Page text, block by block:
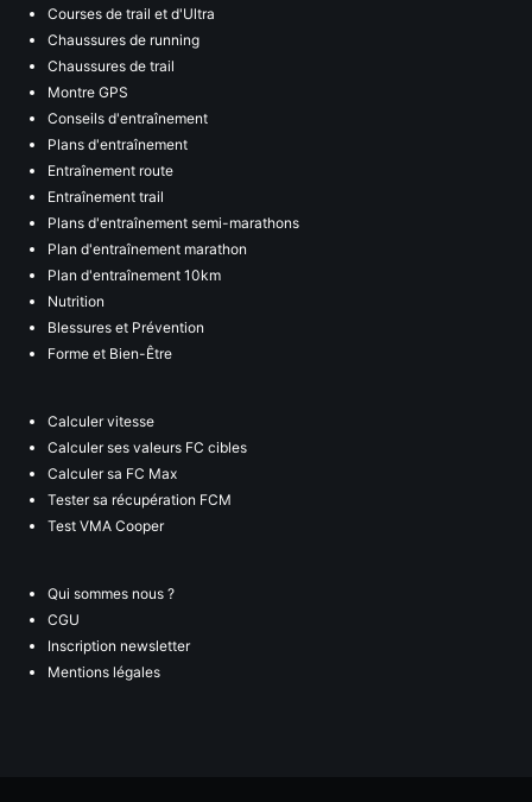
Courses de trail et d'Ultra
Chaussures de running
Chaussures de trail
Montre GPS
Conseils d'entraînement
Plans d'entraînement
Entraînement route
Entraînement trail
Plans d'entraînement semi-marathons
Plan d'entraînement marathon
Plan d'entraînement 10km
Nutrition
Blessures et Prévention
Forme et Bien-Être
Calculer vitesse
Calculer ses valeurs FC cibles
Calculer sa FC Max
Tester sa récupération FCM
Test VMA Cooper
Qui sommes nous ?
CGU
Inscription newsletter
Mentions légales